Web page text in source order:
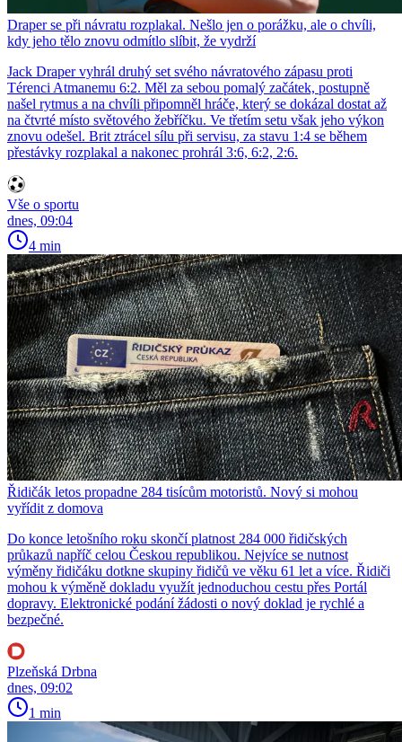
Draper se při návratu rozplakal. Nešlo jen o porážku, ale o chvíli,
kdy jeho tělo znovu odmítlo slíbit, že vydrží
Jack Draper vyhrál druhý set svého návratového zápasu proti
Térenci Atmanemu 6:2. Měl za sebou pomalý začátek, postupně
našel rytmus a na chvíli připomněl hráče, který se dokázal dostat až
na čtvrté místo světového žebříčku. Ve třetím setu však jeho výkon
znovu odešel. Brit ztrácel sílu při servisu, za stavu 1:4 se během
přestávky rozplakal a nakonec prohrál 3:6, 6:2, 2:6.
Vše o sportu
dnes, 09:04
4 min
Řidičák letos propadne 284 tisícům motoristů. Nový si mohou
vyřídit z domova
Do konce letošního roku skončí platnost 284 000 řidičských
průkazů napříč celou Českou republikou. Nejvíce se nutnost
výměny řidičáku dotkne skupiny řidičů ve věku 61 let a více. Řidiči
mohou k výměně dokladu využít jednoduchou cestu přes Portál
dopravy. Elektronické podání žádosti o nový doklad je rychlé a
bezpečné.
Plzeňská Drbna
dnes, 09:02
1 min